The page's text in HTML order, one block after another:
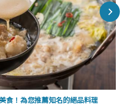
食！為您推薦知名的絕品料理